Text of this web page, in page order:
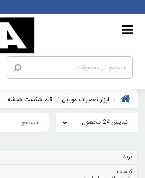
ابزار تعمیرات موبایل قلم شکست شيشه
نمایش 24 محصول
برند
کیفیت